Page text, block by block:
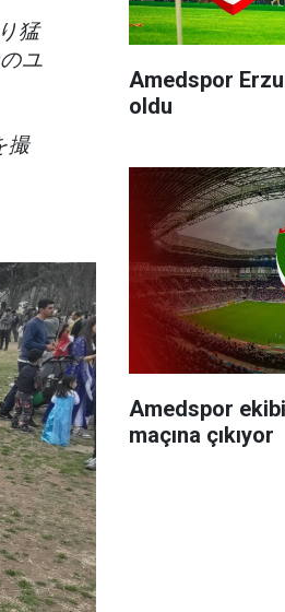
猛
ユ
撮
Amedspor
oldu
Amedspor
maçına çıkıyor